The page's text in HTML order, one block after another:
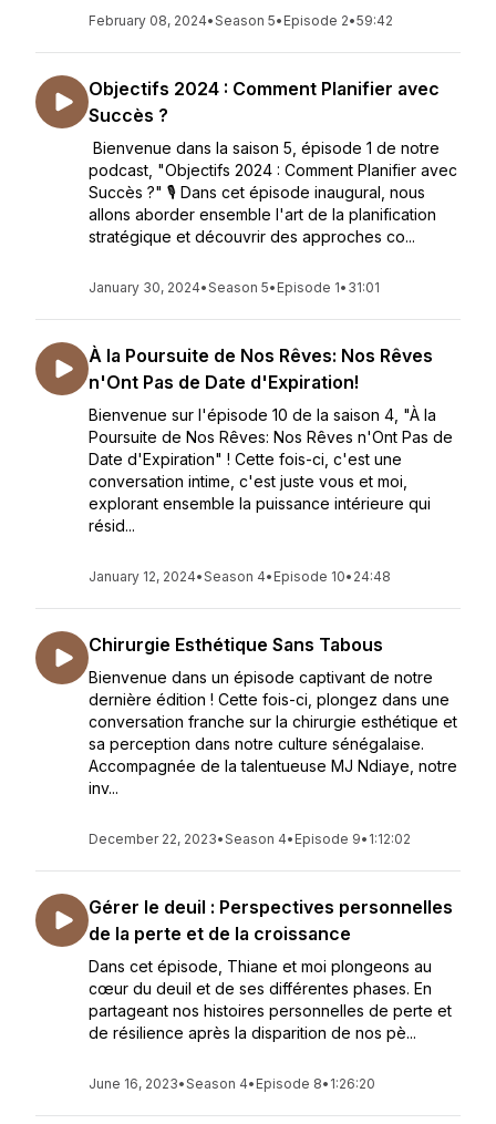
February 08, 2024•Season 5• Episode 2•59:42
Objectifs 2024 : Comment Planifier avec
Succès ?
Bienvenue dans la saison 5, épisode 1 de notre
podcast, "Objectifs 2024 : Comment Planifier avec
Succès ?" 🎙️ Dans cet épisode inaugural, nous
allons aborder ensemble l'art de la planification
stratégique et découvrir des approches co...
January 30, 2024•Season 5• Episode 1• 31:01
À la Poursuite de Nos Rêves: Nos Rêves
n'Ont Pas de Date d'Expiration!
Bienvenue sur l'épisode 10 de la saison 4, "À la
Poursuite de Nos Rêves: Nos Rêves n'Ont Pas de
Date d'Expiration" ! Cette fois-ci, c'est une
conversation intime, c'est juste vous et moi,
explorant ensemble la puissance intérieure qui
résid...
January 12, 2024•Season 4• Episode 10• 24:48
Chirurgie Esthétique Sans Tabous
Bienvenue dans un épisode captivant de notre
dernière édition ! Cette fois-ci, plongez dans une
conversation franche sur la chirurgie esthétique et
sa perception dans notre culture sénégalaise.
Accompagnée de la talentueuse MJ Ndiaye, notre
inv...
December 22, 2023•Season 4• Episode 9• 1:12:02
Gérer le deuil : Perspectives personnelles
de la perte et de la croissance
Dans cet épisode, Thiane et moi plongeons au
cœur du deuil et de ses différentes phases. En
partageant nos histoires personnelles de perte et
de résilience après la disparition de nos pè...
June 16, 2023•Season 4• Episode 8• 1:26:20